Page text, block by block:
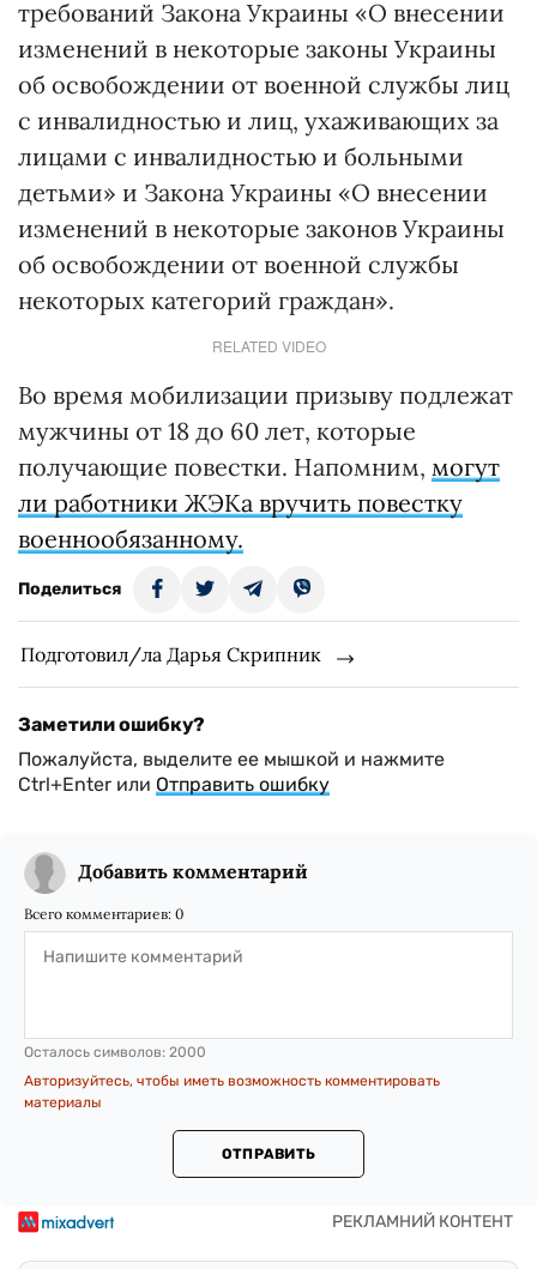
требований Закона Украины «О внесении
изменений в некоторые законы Украины
об освобождении от военной службы лиц
с инвалидностью и лиц, ухаживающих за
лицами с инвалидностью и больными
детьми» и Закона Украины «О внесении
изменений в некоторые законов Украины
об освобождении от военной службы
некоторых категорий граждан».
RELATED VIDEO
Во время мобилизации призыву подлежат
мужчины от 18 до 60 лет, которые
получающие повестки. Напомним, могут
ли работники ЖЭКа вручить повестку
военнообязанному.
Поделиться
Подготовил/ла Дарья Скрипник
Заметили ошибку?
Пожалуйста, выделите ее мышкой и нажмите
Ctrl+Enter или Отправить ошибку
Добавить комментарий
Всего комментариев: 0
Осталось символов: 2000
Авторизуйтесь, чтобы иметь возможность комментировать
материалы
ОТПРАВИТЬ